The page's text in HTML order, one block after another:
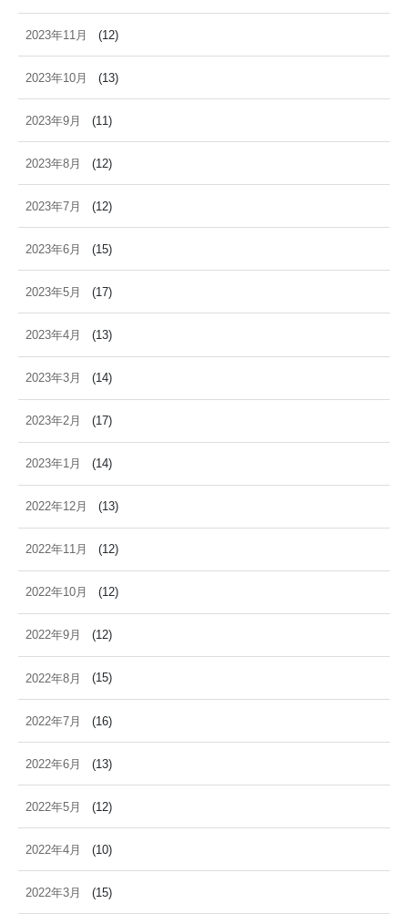
2023年11月 (12)
2023年10月 (13)
2023年9月 (11)
2023年8月 (12)
2023年7月 (12)
2023年6月 (15)
2023年5月 (17)
2023年4月 (13)
2023年3月 (14)
2023年2月 (17)
2023年1月 (14)
2022年12月 (13)
2022年11月 (12)
2022年10月 (12)
2022年9月 (12)
2022年8月 (15)
2022年7月 (16)
2022年6月 (13)
2022年5月 (12)
2022年4月 (10)
2022年3月 (15)